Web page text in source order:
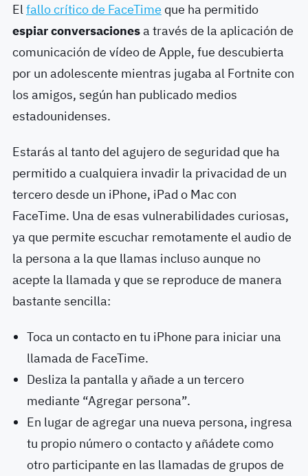
Elfallo crítico de FaceTime que ha permitido
espiar conversacionesa través de la aplicación de
comunicación de vídeo de Apple, fue descubierta
por un adolescente mientras jugaba al Fortnite con
los amigos, según han publicado medios
estadounidenses.
Estarás al tanto del agujero de seguridad que ha
permitido a cualquiera invadir la privacidad de un
tercero desde un iPhone, iPad o Mac con
FaceTime. Una de esas vulnerabilidades curiosas,
ya que permite escuchar remotamente el audio de
la persona a la que llamas incluso aunque no
acepte la llamada y que se reproduce de manera
bastante sencilla:
Toca un contacto en tu iPhone para iniciar una
llamada de FaceTime.
Desliza la pantalla y añade a un tercero
mediante “Agregar persona”.
En lugar de agregar una nueva persona, ingresa
tu propio número o contacto y añádete como
otro participante en las llamadas de grupos de